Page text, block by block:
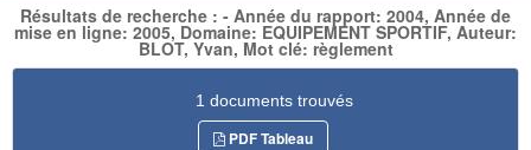
Résultats de recherche : - Année du rapport: 2004, Année de
mise en ligne: 2005, Domaine: EQUIPEMENT SPORTIF, Auteur:
BLOT, Yvan, Mot clé: règlement
1 documents trouvés
PDF Tableau